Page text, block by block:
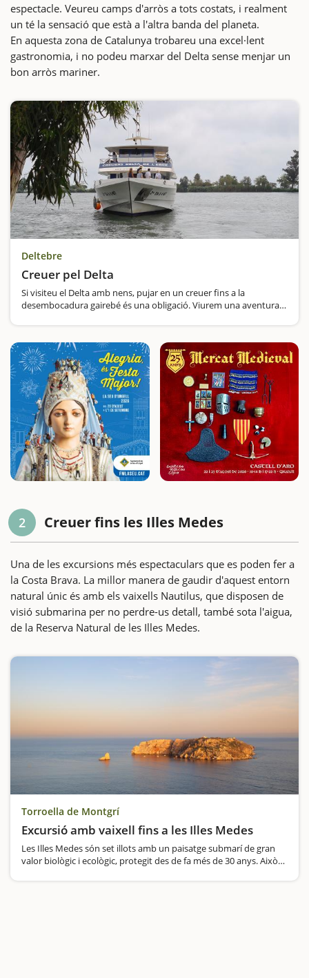
espectacle. Veureu camps d'arròs a tots costats, i realment
un té la sensació que està a l'altra banda del planeta.
En aquesta zona de Catalunya trobareu una excel·lent
gastronomia, i no podeu marxar del Delta sense menjar un
bon arròs mariner.
Deltebre
Creuer pel Delta
Si visiteu el Delta amb nens, pujar en un creuer fins a la
desembocadura gairebé és una obligació. Viurem una aventura
2 Creuer fins les Illes Medes
Una de les excursions més espectaculars que es poden fer a
la Costa Brava. La millor manera de gaudir d'aquest entorn
natural únic és amb els vaixells Nautilus, que disposen de
visió submarina per no perdre-us detall, també sota l'aigua,
de la Reserva Natural de les Illes Medes.
Torroella de Montgrí
Excursió amb vaixell fins a les Illes Medes
Les Illes Medes són set illots amb un paisatge submarí de gran
valor biològic i ecològic, protegit des de fa més de 30 anys. Això